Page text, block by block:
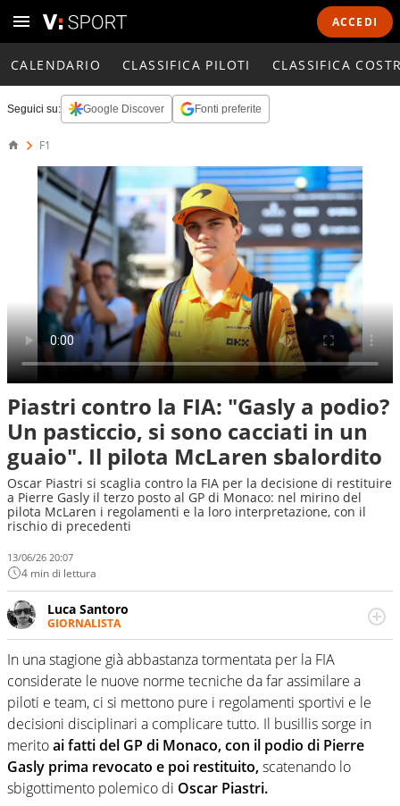
ACCEDI
CALENDARIO CLASSIFICA PILOTI CLASSIFICA
Seguici su: Google Discover Fonti preferite
F1
Piastri contro la FIA: "Gasly a podio?
Un pasticcio, si sono cacciati in un
guaio". Il pilota McLaren sbalordito
Oscar Piastri si scaglia contro la FIA per la decisione di restituire
a Pierre Gasly il terzo posto al GP di Monaco: nel mirino del
pilota McLaren i regolamenti e la loro interpretazione, con il
rischio di precedenti
13/06/26 20:07
4 min di lettura
Luca Santoro
GIORNALISTA
Esperto di Motorsport ma, più in generale, appassionato
di tutto ciò che sia Sport, anche senza il Motor. Dà il
meglio di sé quando la strada fa largo alle due o alle
quattro ruote
In una stagione già abbastanza tormentata per la FIA
considerate le nuove norme tecniche da far assimilare a
piloti e team, ci si mettono pure i regolamenti sportivi e le
decisioni disciplinari a complicare tutto. Il busillis sorge in
meritoai fatti del GP di Monaco, con il podio di Pierre
Gasly prima revocato e poi restituito,scatenando lo
sbigottimento polemico di Oscar Piastri.